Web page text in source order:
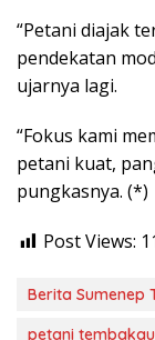
“Petani diajak
pendekatan
ujarnya lagi.
“Fokus kami
petani kuat,
pungkasnya. (*)
Post Views:
Berita Sumenep
petani tembakau